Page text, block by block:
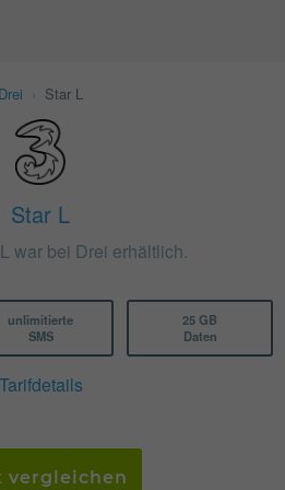
Drei Star L
Star L
war bei Drei erhältlich.
unlimitierte
SMS
25 GB
Daten
Tarifdetails
vergleichen